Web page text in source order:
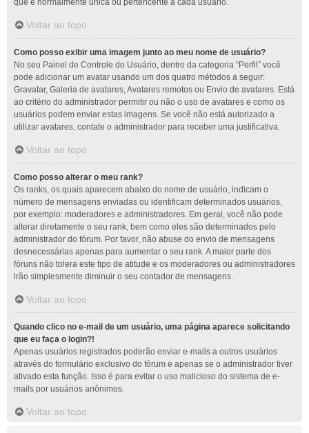
que é normalmente única ou pertencente a cada usuário.
Voltar ao topo
Como posso exibir uma imagem junto ao meu nome de usuário?
No seu Painel de Controle do Usuário, dentro da categoria “Perfil” você
pode adicionar um avatar usando um dos quatro métodos a seguir:
Gravatar, Galeria de avatares, Avatares remotos ou Envio de avatares. Está
ao critério do administrador permitir ou não o uso de avatares e como os
usuários podem enviar estas imagens. Se você não está autorizado a
utilizar avatares, contate o administrador para receber uma justificativa.
Voltar ao topo
Como posso alterar o meu rank?
Os ranks, os quais aparecem abaixo do nome de usuário, indicam o
número de mensagens enviadas ou identificam determinados usuários,
por exemplo: moderadores e administradores. Em geral, você não pode
alterar diretamente o seu rank, bem como eles são determinados pelo
administrador do fórum. Por favor, não abuse do envio de mensagens
desnecessárias apenas para aumentar o seu rank. A maior parte dos
fóruns não tolera este tipo de atitude e os moderadores ou administradores
irão simplesmente diminuir o seu contador de mensagens.
Voltar ao topo
Quando clico no e-mail de um usuário, uma página aparece solicitando
que eu faça o login?!
Apenas usuários registrados poderão enviar e-mails a outros usuários
através do formulário exclusivo do fórum e apenas se o administrador tiver
ativado esta função. Isso é para evitar o uso malicioso do sistema de e-
mails por usuários anônimos.
Voltar ao topo